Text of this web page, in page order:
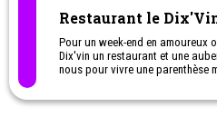
Restaurant le
Pour un week-end en amoureux
Dix'vin un restaurant et une
nous pour vivre une parenthèse